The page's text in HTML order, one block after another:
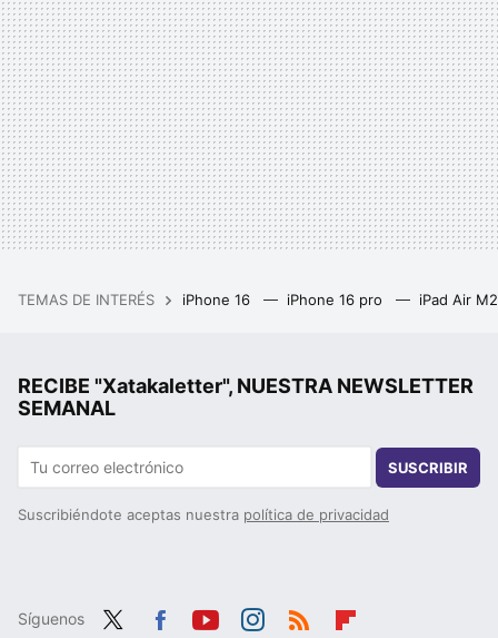
TEMAS DE INTERÉS iPhone 16 iPhone 16 pro iPad Air
RECIBE "Xatakaletter", NUESTRA NEWSLETTER
SEMANAL
SUSCRIBIR
Suscribiéndote aceptas nuestra política de privacidad
Síguenos